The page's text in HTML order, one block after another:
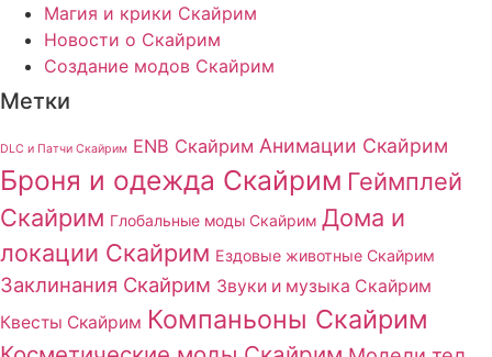
Магия и крики Скайрим
Новости о Скайрим
Создание модов Скайрим
Метки
DLC и Патчи Скайрим ENB Скайрим Анимации Скайрим
Броня и одежда Скайрим Геймплей
Скайрим Глобальные моды Скайрим Дома и
локации Скайрим Ездовые животные Скайрим
Заклинания Скайрим Звуки и музыка Скайрим
Квесты Скайрим Компаньоны Скайрим